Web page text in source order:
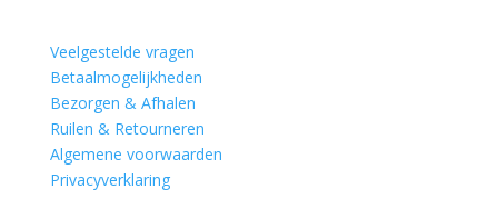
Veelgestelde vragen
Betaalmogelijkheden
Bezorgen & Afhalen
Ruilen & Retourneren
Algemene voorwaarden
Privacyverklaring